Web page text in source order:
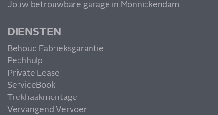
Jouw betrouwbare garage in Monnickendam
DIENSTEN
Behoud Fabrieksgarantie
Pechhulp
Private Lease
ServiceBook
Trekhaakmontage
Vervangend Vervoer